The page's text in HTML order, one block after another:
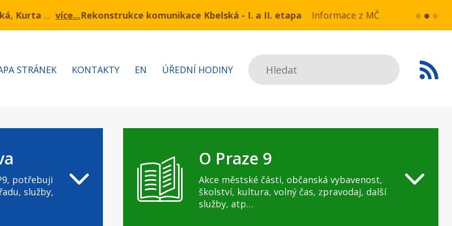
3.7 – 7.8.2026 bude probíhat obnova kabelů VN a NN v ul. Drahobejlova,
komunikace Kbelská - I. a II. etapa Informace z MČ Praha 9:Havarijní stav ulice Kbelská (úsek
více...
Hledat
STRÁNEK KONTAKTY EN ÚŘEDNÍ HODINY
potřebuji
služby,
O Praze 9
Akce městské části, občanská vybavenost,
školství, kultura, volný čas, zpravodaj, další
služby, atp…